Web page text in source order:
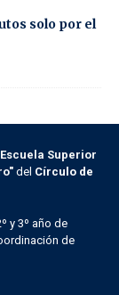
solo por el
Escuela Superior
del Círculo de
y 3º año de
de